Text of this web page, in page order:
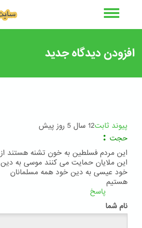
افزودن دیدگاه جدید
پیوند ثابت12 سال 5 روز پیش
حجت :
این مردم فسلطین به خون تشنه هستند از
این ملایان حمایت می کنند موسی به دین
خود عیسی به دین خود همه مسلمانان
هستیم
پاسخ
نام شما